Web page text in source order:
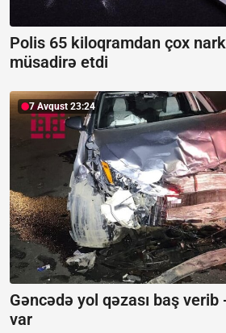
Polis 65 kiloqramdan çox
müsadirə etdi
7 Avqust 23:24
Gəncədə yol qəzası baş verib
var